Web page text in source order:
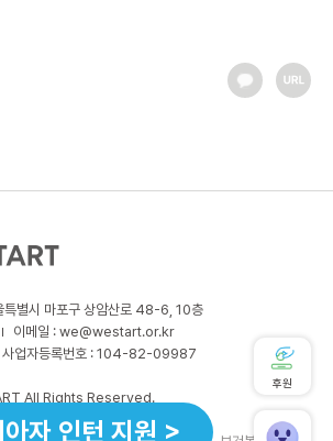
자 인턴 지원 >
특별시 마포구 상암산로 48-6, 10층
이메일 : we@westart.or.kr
사업자등록번호 : 104-82-09987
All Rights Reserved.
후원